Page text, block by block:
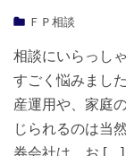
ＦＰ相談
相談にいらっし
すごく悩みまし
産運用や、家庭
じられるのは当